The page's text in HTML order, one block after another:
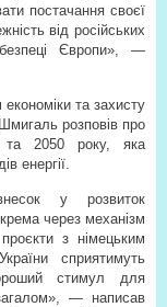
постачання своєї
від російських
безпеці Європи», —
економіки та захисту
розповів про
та 2050 року, яка
енергії.
у розвиток
через механізм
з німецьким
сприятимуть
стимул для
— написав